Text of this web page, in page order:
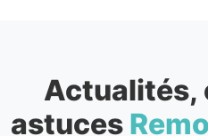
Actualités,
astuces